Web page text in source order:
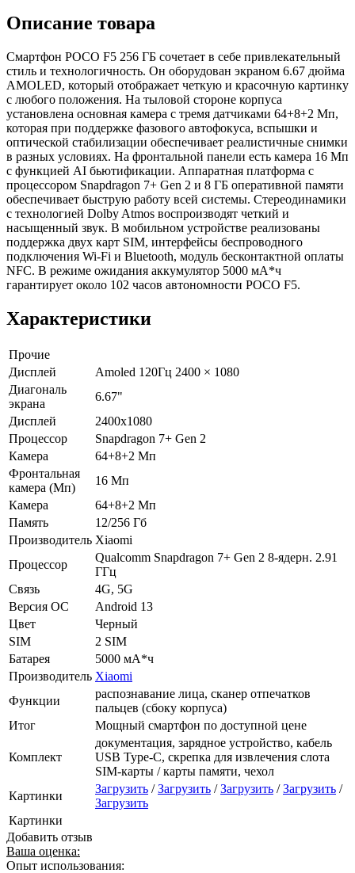
Описание товара
Смартфон POCO F5 256 ГБ сочетает в себе привлекательный
стиль и технологичность. Он оборудован экраном 6.67 дюйма
AMOLED, который отображает четкую и красочную картинку
с любого положения. На тыловой стороне корпуса
установлена основная камера с тремя датчиками 64+8+2 Мп,
которая при поддержке фазового автофокуса, вспышки и
оптической стабилизации обеспечивает реалистичные снимки
в разных условиях. На фронтальной панели есть камера 16 Мп
с функцией AI бьютификации. Аппаратная платформа с
процессором Snapdragon 7+ Gen 2 и 8 ГБ оперативной памяти
обеспечивает быструю работу всей системы. Стереодинамики
с технологией Dolby Atmos воспроизводят четкий и
насыщенный звук. В мобильном устройстве реализованы
поддержка двух карт SIM, интерфейсы беспроводного
подключения Wi-Fi и Bluetooth, модуль бесконтактной оплаты
NFC. В режиме ожидания аккумулятор 5000 мА*ч
гарантирует около 102 часов автономности POCO F5.
Характеристики
Прочие
Дисплей
Amoled 120Гц 2400 × 1080
Диагональ
экрана
6.67"
Дисплей
2400х1080
Процессор
Snapdragon 7+ Gen 2
Камера
64+8+2 Мп
Фронтальная
камера (Мп)
16 Мп
Камера
64+8+2 Мп
Память
12/256 Гб
Производитель Xiaomi
Процессор
Qualcomm Snapdragon 7+ Gen 2 8-ядерн. 2.91
ГГц
Связь
4G, 5G
Версия ОС
Android 13
Цвет
Черный
SIM
2 SIM
Батарея
5000 мА*ч
Производитель Xiaomi
Функции
распознавание лица, сканер отпечатков
пальцев (сбоку корпуса)
Итог
Мощный смартфон по доступной цене
Комплект
документация, зарядное устройство, кабель
USB Type-C, скрепка для извлечения слота
SIM-карты / карты памяти, чехол
Картинки
Загрузить /Загрузить /Загрузить /Загрузить /
Загрузить
Картинки
Добавить отзыв
Ваша оценка:
Опыт использования: